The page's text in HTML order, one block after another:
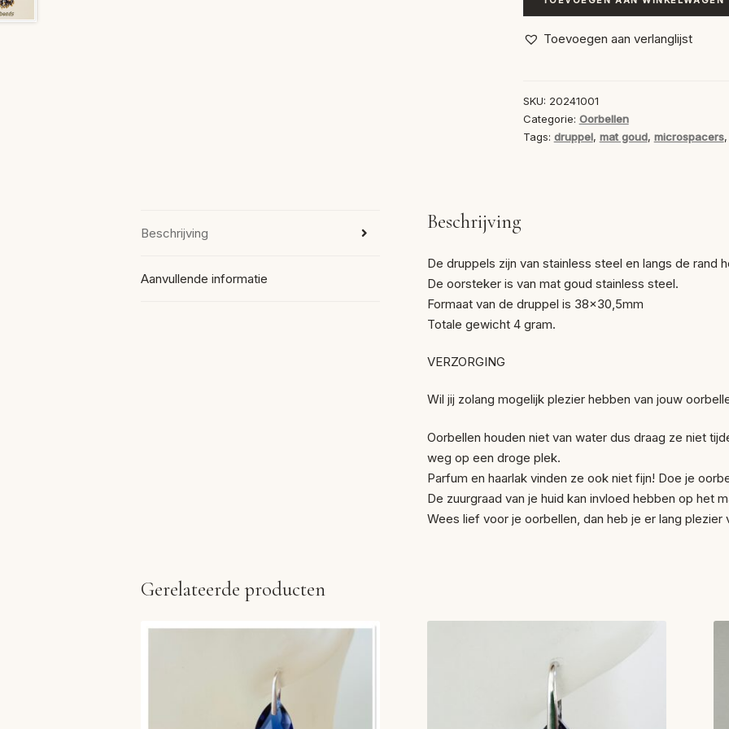
Druppels
met
mat
gouden
oorstekers
Toevoegen aan verlanglijst
SKU: 20241001
Categorie: Oorbellen
Tags: druppel, mat goud, microspacers
Beschrijving
Aanvullende informatie
Beschrijving
De druppels zijn van stainless steel en langs de rand
De oorsteker is van mat goud stainless steel.
Formaat van de druppel is 38×30,5mm
Totale gewicht 4 gram.
VERZORGING
Wil jij zolang mogelijk plezier hebben van jouw
Oorbellen houden niet van water dus draag ze niet
weg op een droge plek.
Parfum en haarlak vinden ze ook niet fijn! Doe je
De zuurgraad van je huid kan invloed hebben op het
Wees lief voor je oorbellen, dan heb je er lang plezier
Gerelateerde producten